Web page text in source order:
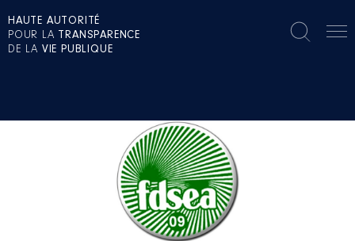
HAUTE AUTORITÉ
POUR LA TRANSPARENCE
DE LA VIE PUBLIQUE